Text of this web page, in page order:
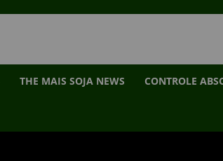
THE MAIS SOJA NEWS CONTROLE